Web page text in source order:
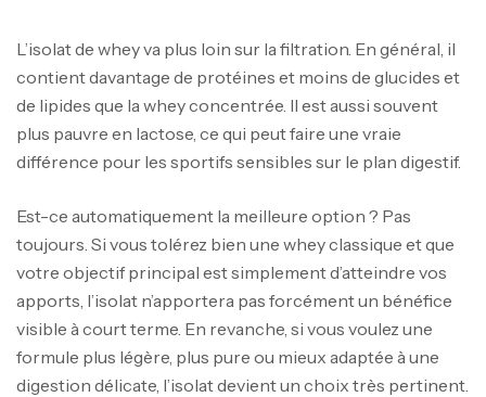
L’isolat de whey va plus loin sur la filtration. En général, il
contient davantage de protéines et moins de glucides et
de lipides que la whey concentrée. Il est aussi souvent
plus pauvre en lactose, ce qui peut faire une vraie
différence pour les sportifs sensibles sur le plan digestif.
Est-ce automatiquement la meilleure option ? Pas
toujours. Si vous tolérez bien une whey classique et que
votre objectif principal est simplement d’atteindre vos
apports, l’isolat n’apportera pas forcément un bénéfice
visible à court terme. En revanche, si vous voulez une
formule plus légère, plus pure ou mieux adaptée à une
digestion délicate, l’isolat devient un choix très pertinent.